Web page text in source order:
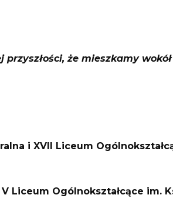
że mieszkamy
i XVII Liceum
V Liceum Ogólnokształcące im.